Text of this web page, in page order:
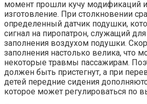
момент прошли кучу модификаций
изготовление. При столкновении
определенный датчик подушки,
сигнал на пиропатрон, служащий
заполнения воздухом подушки.
заполнения настолько велика, что
некоторые травмы пассажирам.
должен быть пристегнут, а при
детей передние сидения
которое может регулироваться по